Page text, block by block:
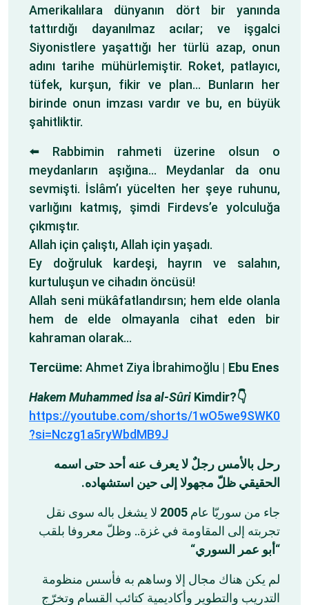
Amerikalılara dünyanın dört bir yanında
tattırdığı dayanılmaz acılar; ve işgalci
Siyonistlere yaşattığı her türlü azap, onun
adını tarihe mühürlemiştir. Roket, patlayıcı,
tüfek, kurşun, fikir ve plan… Bunların her
birinde onun imzası vardır ve bu, en büyük
şahitliktir.
⬅️ Rabbimin rahmeti üzerine olsun o
meydanların aşığına… Meydanlar da onu
sevmişti. İslâm’ı yücelten her şeye ruhunu,
varlığını katmış, şimdi Firdevs’e yolculuğa
çıkmıştır.
Allah için çalıştı, Allah için yaşadı.
Ey doğruluk kardeşi, hayrın ve salahın,
kurtuluşun ve cihadın öncüsü!
Allah seni mükâfatlandırsın; hem elde olanla
hem de elde olmayanla cihat eden bir
kahraman olarak…
Tercüme: Ahmet Ziya İbrahimoğlu | Ebu Enes
Hakem Muhammed İsa al-Sûri Kimdir?👇
https://youtube.com/shorts/1wO5we9SWK0
?si=Nczg1a5ryWbdMB9J
‏رحل بالأمس رجلٌ لا يعرف عنه أحد حتى اسمه
الحقيقي ظلّ مجهولا إلى حين استشهاده.
‏جاء من سوريّا عام 2005 لا يشغل باله سوى نقل
تجربته إلى المقاومة في غزة.. وظلّ معروفا بلقب
“أبو عمر السوري“
‏لم يكن هناك مجال إلا وساهم به فأسس منظومة
التدريب والتطوير وأكاديمية كتائب القسام وتخرّج